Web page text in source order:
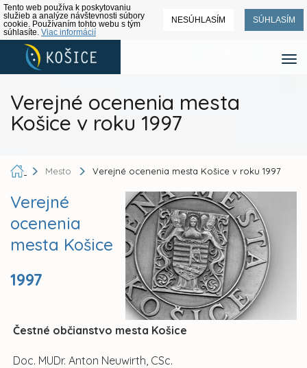
Tento web používa k poskytovaniu
služieb a analýze návštevnosti súbory
cookie. Používaním tohto webu s tým
súhlasíte. Viac informácií
NESÚHLASÍM SÚHLASÍM
Verejné ocenenia mesta
Košice v roku 1997
Mesto Verejné ocenenia mesta Košice v roku 1997
Verejné
ocenenia
mesta Košice
1997
Čestné občianstvo mesta Košice
Doc. MUDr. Anton Neuwirth, CSc.